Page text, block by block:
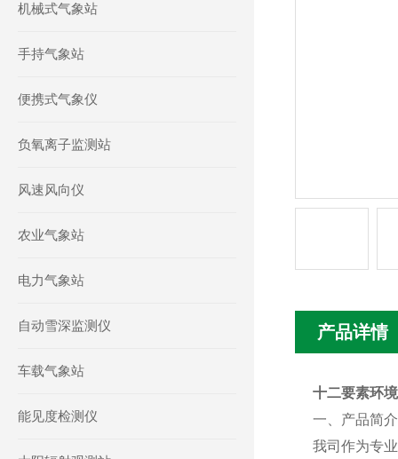
机械式气象站
手持气象站
便携式气象仪
负氧离子监测站
风速风向仪
农业气象站
电力气象站
自动雪深监测仪
车载气象站
能见度检测仪
产品详情
十二要素环
一、产品简介
我司作为专